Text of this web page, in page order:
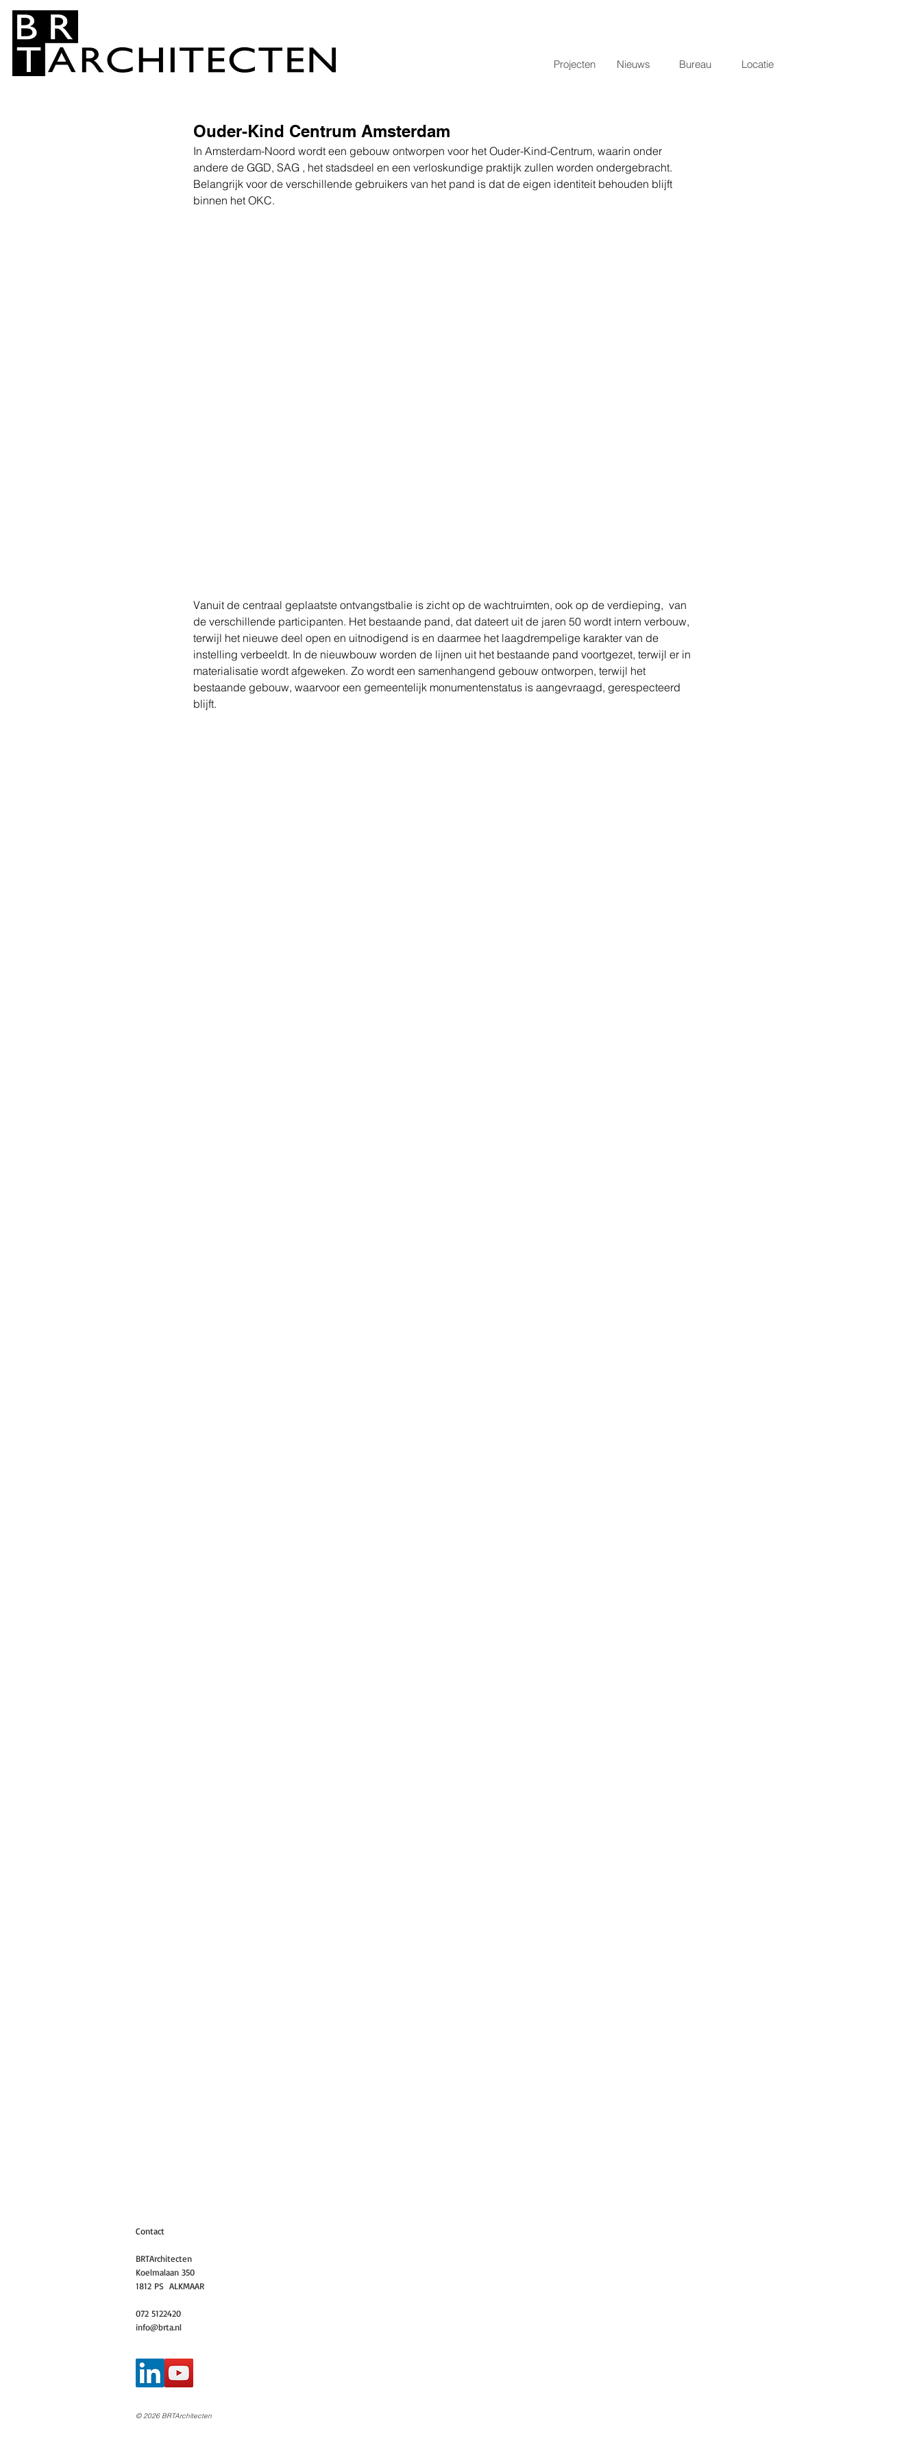
Projecten Nieuws Bureau Locatie
Ouder-Kind Centrum Amsterdam
In Amsterdam-Noord wordt een gebouw ontworpen voor het Ouder-Kind-Centrum, waarin onder
andere de GGD, SAG , het stadsdeel en een verloskundige praktijk zullen worden ondergebracht.
Belangrijk voor de verschillende gebruikers van het pand is dat de eigen identiteit behouden blijft
binnen het OKC.
Vanuit de centraal geplaatste ontvangstbalie is zicht op de wachtruimten, ook op de verdieping,  van
de verschillende participanten. Het bestaande pand, dat dateert uit de jaren 50 wordt intern verbouw,
terwijl het nieuwe deel open en uitnodigend is en daarmee het laagdrempelige karakter van de
instelling verbeeldt. In de nieuwbouw worden de lijnen uit het bestaande pand voortgezet, terwijl er in
materialisatie wordt afgeweken. Zo wordt een samenhangend gebouw ontworpen, terwijl het
bestaande gebouw, waarvoor een gemeentelijk monumentenstatus is aangevraagd, gerespecteerd
blijft.
Contact
BRTArchitecten
Koelmalaan 350
1812 PS ALKMAAR
072 5122420
info@brta.nl
© 2026 BRTArchitecten